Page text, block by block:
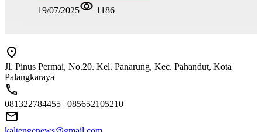
19/07/2025
1186
Jl. Pinus Permai, No.20. Kel. Panarung, Kec. Pahandut, Kota
Palangkaraya
081322784455 | 085652105210